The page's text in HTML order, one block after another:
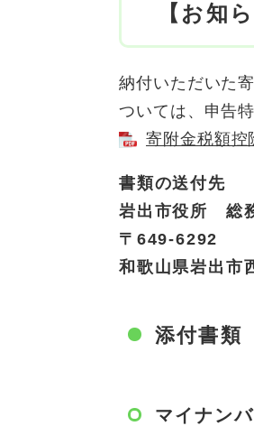
【お知
納付いただいた
ついては、申告
寄附金税額控
書類の送付先
岩出市役所 総
〒649-6292
和歌山県岩出市
添付書類
マイナン